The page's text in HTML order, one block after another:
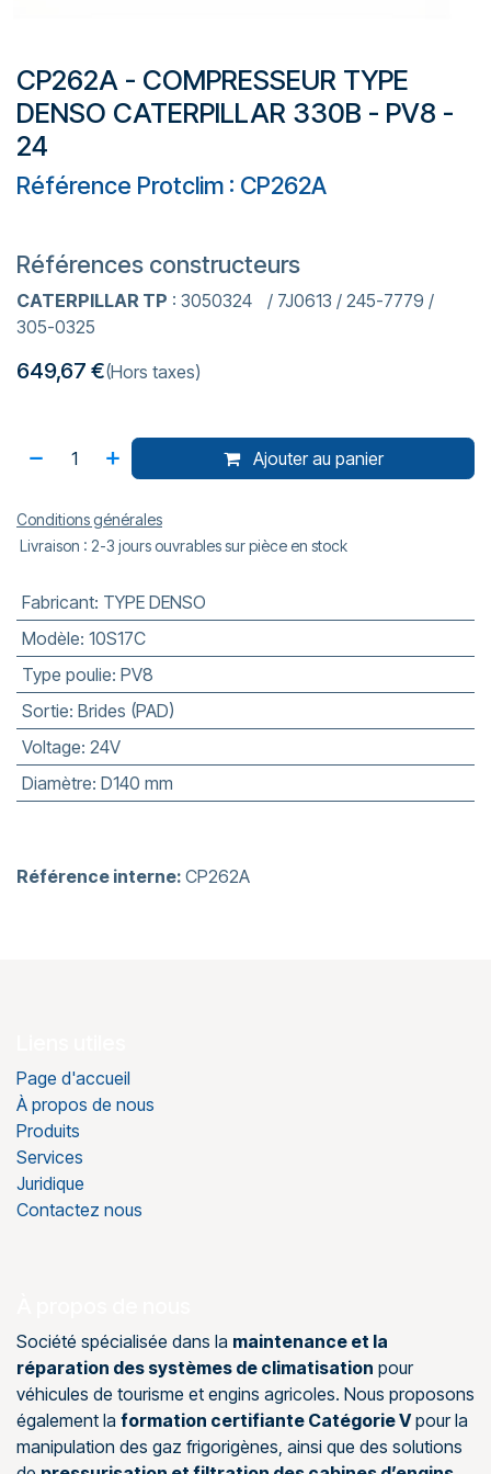
CP262A - COMPRESSEUR TYPE
DENSO CATERPILLAR 330B - PV8 -
24
Référence Protclim : CP262A
Références constructeurs
CATERPILLAR TP : 3050324 / 7J0613 / 245-7779 /
305-0325
649,67 €(Hors taxes)
Ajouter au panier
Conditions générales
Livraison : 2-3 jours ouvrables sur pièce en stock
Fabricant: TYPE DENSO
Modèle: 10S17C
Type poulie: PV8
Sortie: Brides (PAD)
Voltage: 24V
Diamètre: D140 mm
Référence interne: CP262A
Page d'accueil
À propos de nous
Produits
Services
Juridique
Contactez nous
Société spécialisée dans la maintenance et la
réparation des systèmes de climatisation pour
véhicules de tourisme et engins agricoles. Nous proposons
également la formation certifiante Catégorie Vpour la
manipulation des gaz frigorigènes, ainsi que des solutions